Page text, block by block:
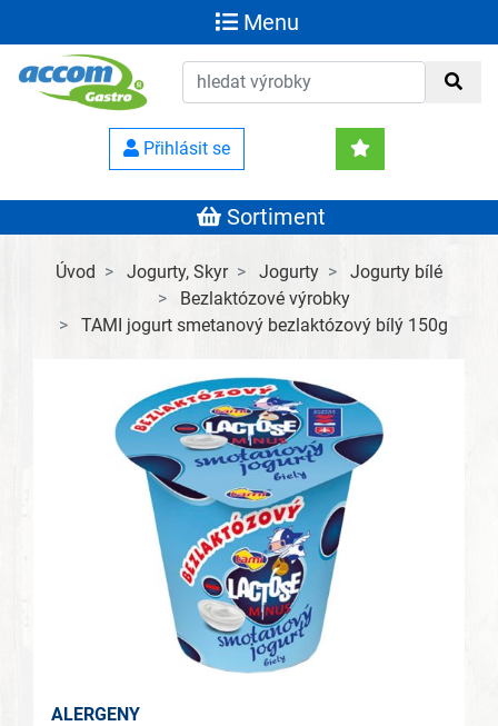
Menu
Přihlásit se
Sortiment
Úvod Jogurty, Skyr Jogurty
Jogurty bílé
Bezlaktózové výrobky
TAMI jogurt smetanový bezlaktózový bílý 150g
ALERGENY